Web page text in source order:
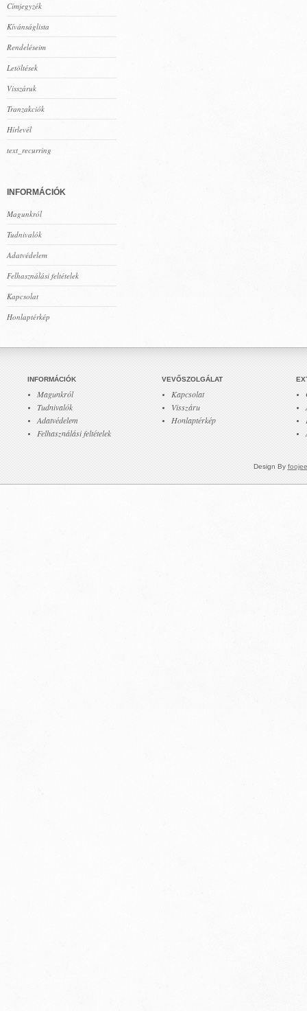
Címjegyzék
Kívánságlista
Rendeléseim
Letöltések
Visszáruk
Tranzakciók
Hírlevél
text_recurring
INFORMÁCIÓK
Magunkról
Tudnivalók
Adatvédelem
Felhasználási feltételek
Kapcsolat
Honlaptérkép
INFORMÁCIÓK
Magunkról
Tudnivalók
Adatvédelem
Felhasználási feltételek
VEVŐSZOLGÁLAT
Kapcsolat
Visszáru
Honlaptérkép
Design By